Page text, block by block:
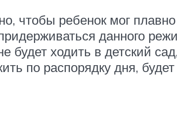
чтобы ребенок мог плавно
данного
будет ходить в детский
по распорядку дня,